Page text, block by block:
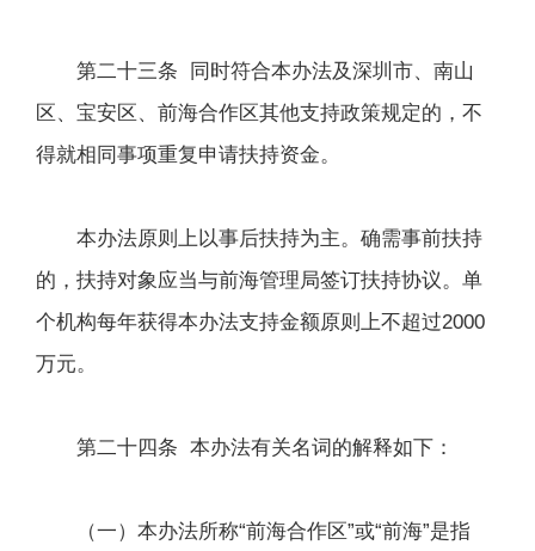
第二十三条 同时符合本办法及深圳市、南山
区、宝安区、前海合作区其他支持政策规定的，不
得就相同事项重复申请扶持资金。
本办法原则上以事后扶持为主。确需事前扶持
的，扶持对象应当与前海管理局签订扶持协议。单
个机构每年获得本办法支持金额原则上不超过2000
万元。
第二十四条 本办法有关名词的解释如下：
（一）本办法所称“前海合作区”或“前海”是指